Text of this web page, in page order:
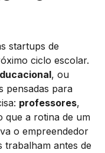
startups de
ciclo escolar.
, ou
pensadas para
professores,
que a rotina de um
o empreendedor
antes de